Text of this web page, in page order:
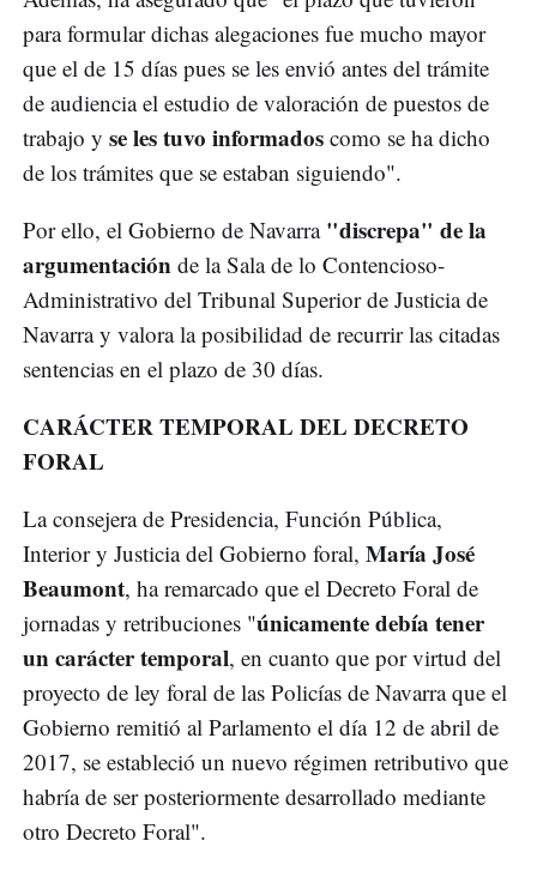
para formular dichas alegaciones fue mucho mayor
que el de 15 días pues se les envió antes del trámite
de audiencia el estudio de valoración de puestos de
trabajo y se les tuvo informados como se ha dicho
de los trámites que se estaban siguiendo".
Por ello, el Gobierno de Navarra "discrepa" de la
argumentación de la Sala de lo Contencioso-
Administrativo del Tribunal Superior de Justicia de
Navarra y valora la posibilidad de recurrir las citadas
sentencias en el plazo de 30 días.
CARÁCTER TEMPORAL DEL DECRETO
FORAL
La consejera de Presidencia, Función Pública,
Interior y Justicia del Gobierno foral, María José
Beaumont, ha remarcado que el Decreto Foral de
jornadas y retribuciones "únicamente debía tener
un carácter temporal, en cuanto que por virtud del
proyecto de ley foral de las Policías de Navarra que el
Gobierno remitió al Parlamento el día 12 de abril de
2017, se estableció un nuevo régimen retributivo que
habría de ser posteriormente desarrollado mediante
otro Decreto Foral".